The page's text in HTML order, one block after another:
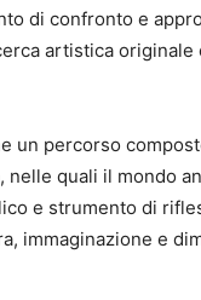
di confronto e
artistica originale
un percorso
nelle quali il mondo
e strumento di
immaginazione e